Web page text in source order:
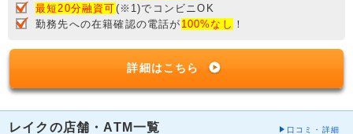
最短20分融資可(※1)でコンビニOK
勤務先への在籍確認の電話が 100%なし ！
詳細はこちら
レイクの店舗・ATM一覧 口コミ・詳細